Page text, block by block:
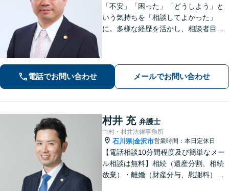
「不安」「困った」「どうしよう」と
いう気持ちを「相談してよかった」
に。多様な経歴を活かし、相談者目線
【初回３０分間相談無料】
電話でお問い合わせ メールでお問い合わせ
村井 充 弁護士
中村・村井法律事務所
石川県|金沢市営業時間：本日定休日
【電話相談10分間程度及び簡単なメー
ル相談は無料】相続（遺産分割、相続
放棄）・離婚（財産分与、慰謝料）・